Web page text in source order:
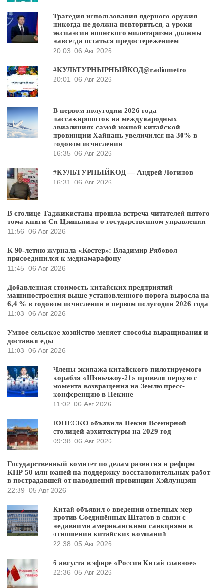
Трагедия использования ядерного оружия
никогда не должна повториться, а уроки
экспансии японского милитаризма должны
навсегда остаться предостережением
20:03 06 Авг 2026
#КУЛЬТУРНЫРНЫЙКОД@radiometro
20:01
06 Авг 2026
В первом полугодии 2026 года
пассажиропоток на международных
авиалиниях самой южной китайской
провинции Хайнань увеличился на 30% в
годовом исчислении
16:35 06 Авг 2026
#КУЛЬТУРНЫЙКОД — Андрей Логинов
16:31
06 Авг 2026
В столице Таджикистана прошла встреча читателей пятого
тома книги Си Цзиньпина о государственном управлении
11:56 06 Авг 2026
К 90-летию журнала «Костер»: Владимир Рябовол
присоединился к медиамарафону
11:45 06 Авг 2026
Добавленная стоимость китайских предприятий
машиностроения выше установленного порога выросла на
6,4 % в годовом исчислении в первом полугодии 2026 года
11:03 06 Авг 2026
Умное сельское хозяйство меняет способы выращивания и
доставки еды
11:03 06 Авг 2026
Члены экипажа китайского пилотируемого
корабля «Шэньчжоу-21» провели первую с
момента возвращения на Землю пресс-
конференцию в Пекине
11:02 06 Авг 2026
ЮНЕСКО объявила Пекин Всемирной
столицей архитектуры на 2029 год
09:38 06 Авг 2026
Государственный комитет по делам развития и реформ
КНР 50 млн юаней на поддержку восстановительных работ
в пострадавшей от наводнений провинции Хэйлунцзян
22:39 05 Авг 2026
Китай объявил о введении ответных мер
против Соединённых Штатов в связи с
недавними американскими санкциями в
отношении китайских компаний
22:38 05 Авг 2026
6 августа в эфире «Россия Китай главное»
22:36 05 Авг 2026